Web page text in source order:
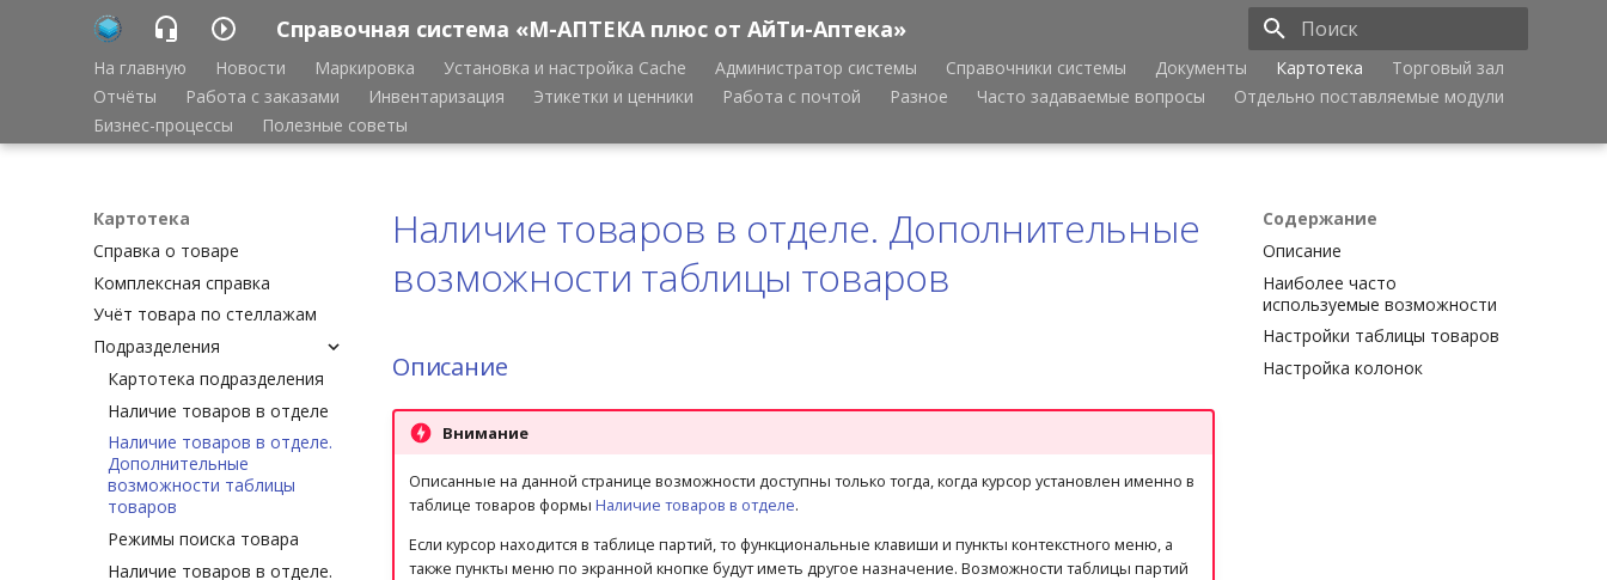
Справочная система «М-АПТЕКА плюс от АйТи-Аптека»
Инициализация поиска
На главную Новости Маркировка Установка и настройка Cache Администратор системы Справочники системы Документы Картотека
Торговый зал
Отчёты
Работа с заказами Инвентаризация Этикетки и ценники Работа с почтой Разное Часто задаваемые вопросы
Отдельно поставляемые модули
Бизнес-процессы
Полезные советы
Картотека
Справка о товаре
Комплексная справка
Учёт товара по стеллажам
Подразделения
Картотека подразделения
Наличие товаров в отделе
Наличие товаров в отделе.
Дополнительные
возможности таблицы
товаров
Режимы поиска товара
Наличие товаров в отделе.
Содержание
Описание
Наиболее часто
используемые возможности
Настройки таблицы товаров
Настройка колонок
Наличие товаров в отделе. Дополнительные
возможности таблицы товаров
Описание
Внимание
Описанные на данной странице возможности доступны только тогда, когда курсор установлен именно в
таблице товаров формы Наличие товаров в отделе.
Если курсор находится в таблице партий, то функциональные клавиши и пункты контекстного меню, а
также пункты меню по экранной кнопке будут иметь другое назначение. Возможности таблицы партий